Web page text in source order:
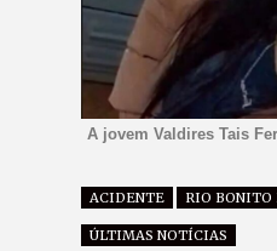
A jovem Valdires Tais
ACIDENTE
ÚLTIMAS NOTÍCIAS